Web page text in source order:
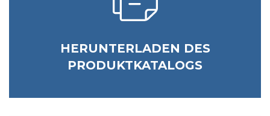
HERUNTERLADEN DES
PRODUKTKATALOGS